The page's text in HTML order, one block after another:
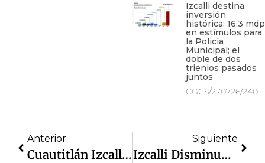
Izcalli destina
inversión
histórica: 16.3 mdp
en estímulos para
la Policía
Municipal; el
doble de dos
trienios pasados
juntos
CGCS/270726/240
Anterior
Cuautitlán Izcalli Fortalece La Seguridad Con Operativo Interinstitucional; 7 Puestas A Disposición Y Motocicleta Recuperada, Resultados En Materia De Prevención Y Combate Al Delito
Siguiente
Izcalli Disminuye 18% Robo De Vehículos En Los Primeros 5 Meses De 2026